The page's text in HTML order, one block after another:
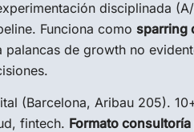
disciplinada
Funciona como sparring
de growth no
(Barcelona, Aribau 205).
fintech. Formato